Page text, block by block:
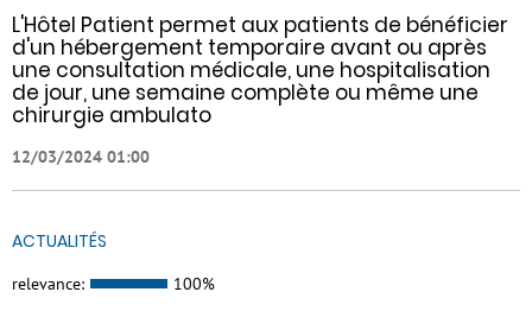
L'Hôtel Patient permet aux patients de bénéficier
d'un hébergement temporaire avant ou après
une consultation médicale, une hospitalisation
de jour, une semaine complète ou même une
chirurgie ambulato
12/03/2024 01:00
ACTUALITÉS
relevance: 100%